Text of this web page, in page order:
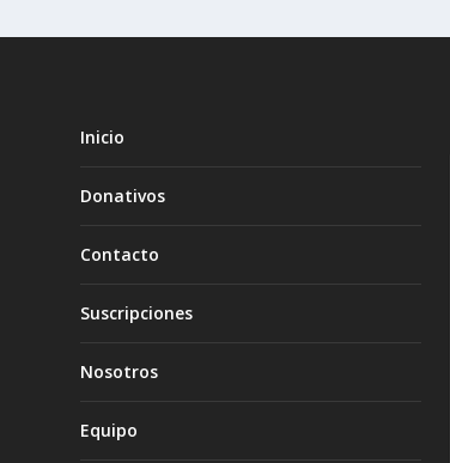
Inicio
Donativos
Contacto
Suscripciones
Nosotros
Equipo